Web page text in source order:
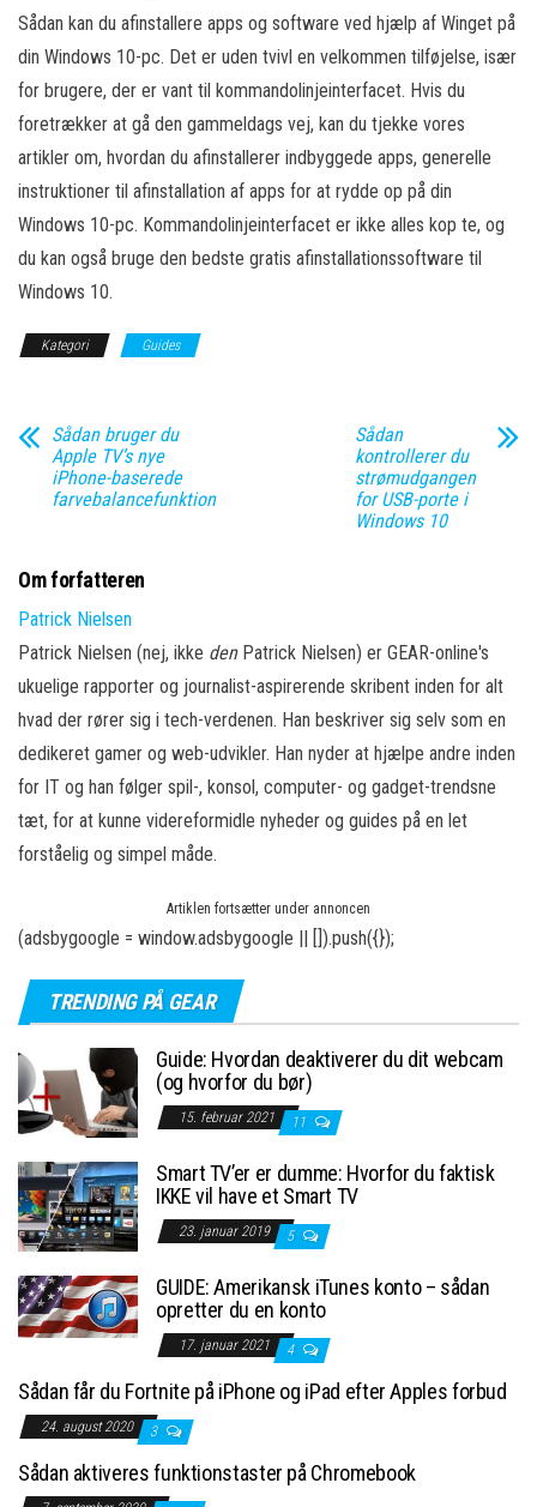
Sådan kan du afinstallere apps og software ved hjælp af Winget på
din Windows 10-pc. Det er uden tvivl en velkommen tilføjelse, især
for brugere, der er vant til kommandolinjeinterfacet. Hvis du
foretrækker at gå den gammeldags vej, kan du tjekke vores
artikler om, hvordan du afinstallerer indbyggede apps, generelle
instruktioner til afinstallation af apps for at rydde op på din
Windows 10-pc. Kommandolinjeinterfacet er ikke alles kop te, og
du kan også bruge den bedste gratis afinstallationssoftware til
Windows 10.
Kategori Guides
Sådan bruger du
Apple TV’s nye
iPhone-baserede
farvebalancefunktion
Sådan
kontrollerer du
strømudgangen
for USB-porte i
Windows 10
Om forfatteren
Patrick Nielsen
Patrick Nielsen (nej, ikke denPatrick Nielsen) er GEAR-online's
ukuelige rapporter og journalist-aspirerende skribent inden for alt
hvad der rører sig i tech-verdenen. Han beskriver sig selv som en
dedikeret gamer og web-udvikler. Han nyder at hjælpe andre inden
for IT og han følger spil-, konsol, computer- og gadget-trendsne
tæt, for at kunne videreformidle nyheder og guides på en let
forståelig og simpel måde.
Artiklen fortsætter under annoncen
(adsbygoogle = window.adsbygoogle || []).push({});
TRENDING PÅ GEAR
Guide: Hvordan deaktiverer du dit webcam
(og hvorfor du bør)
15. februar 2021 11
Smart TV’er er dumme: Hvorfor du faktisk
IKKE vil have et Smart TV
23. januar 2019 5
GUIDE: Amerikansk iTunes konto – sådan
opretter du en konto
17. januar 2021 4
Sådan får du Fortnite på iPhone og iPad efter Apples forbud
24. august 2020 3
Sådan aktiveres funktionstaster på Chromebook